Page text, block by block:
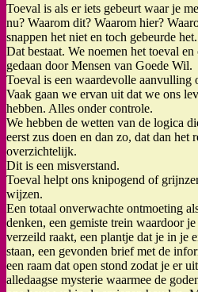
Toeval is als er iets gebeurt waar je
nu? Waarom dit? Waarom hier?
snappen het niet en toch gebeurde het.
Dat bestaat. We noemen het toeval
gedaan door Mensen van Goede Wil.
Toeval is een waardevolle aanvulling
Vaak gaan we ervan uit dat we ons
hebben. Alles onder controle.
We hebben de wetten van de logica
eerst zus doen en dan zo, dat dan het
overzichtelijk.
Dit is een misverstand.
Toeval helpt ons knipogend of
wijzen.
Een totaal onverwachte ontmoeting
denken, een gemiste trein waardoor
verzeild raakt, een plantje dat je in je
staan, een gevonden brief met de
een raam dat open stond zodat je er
alledaagse mysterie waarmee de